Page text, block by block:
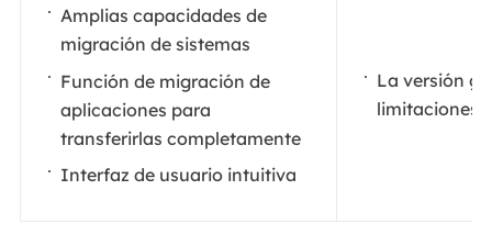
Amplias capacidades de
migración de sistemas
Función de migración de
aplicaciones para
transferirlas completamente
Interfaz de usuario intuitiva
La versión
limitaciones